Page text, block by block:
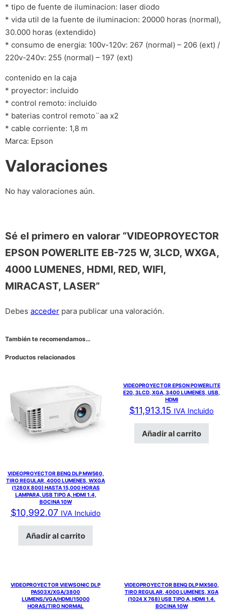
* tipo de fuente de iluminacion: laser diodo
* vida util de la fuente de iluminacion: 20000 horas (normal),
30.000 horas (extendido)
* consumo de energia: 100v-120v: 267 (normal) – 206 (ext) /
220v-240v: 255 (normal) – 197 (ext)
contenido en la caja
* proyector: incluido
* control remoto: incluido
* baterias control remoto¨aa x2
* cable corriente: 1,8 m
Marca: Epson
Valoraciones
No hay valoraciones aún.
Sé el primero en valorar “VIDEOPROYECTOR
EPSON POWERLITE EB-725 W, 3LCD, WXGA,
4000 LUMENES, HDMI, RED, WIFI,
MIRACAST, LASER”
Debes acceder para publicar una valoración.
También te recomendamos…
Productos relacionados
VIDEOPROYECTOR BENQ DLP MW560,
TIRO REGULAR, 4000 LUMENES, WXGA
(1280X 800) HASTA 15,000 HORAS
LAMPARA, USB TIPO A, HDMI 1.4,
BOCINA 10W
$10,992.07 IVA Incluido
Añadir al carrito
VIDEOPROYECTOR EPSON POWERLITE
E20, 3LCD, XGA, 3400 LUMENES, USB,
HDMI
$11,913.15 IVA Incluido
Añadir al carrito
VIDEOPROYECTOR VIEWSONIC DLP
PA503X/XGA/3800
LUMENS/VGA/HDMI/15000
HORAS/TIRO NORMAL
VIDEOPROYECTOR BENQ DLP MX560,
TIRO REGULAR, 4000 LUMENES, XGA
(1024 X 768) USB TIPO A, HDMI 1.4.
BOCINA 10W